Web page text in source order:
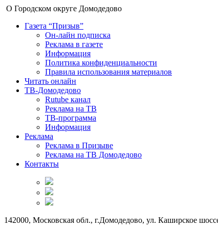
О Городском округе Домодедово
Газета “Призыв”
Он-лайн подписка
Реклама в газете
Информация
Политика конфиденциальности
Правила использования материалов
Читать онлайн
ТВ-Домодедово
Rutube канал
Реклама на ТВ
ТВ-программа
Информация
Реклама
Реклама в Призыве
Реклама на ТВ Домодедово
Контакты
142000, Московская обл., г.Домодедово, ул. Каширское